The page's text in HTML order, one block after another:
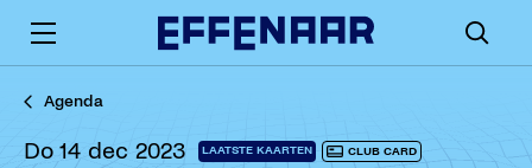
Agenda
do 14 dec 2023 LAATSTE KAARTEN CLUB CARD